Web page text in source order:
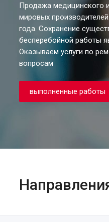
Продажа медицинского
мировых
года. Сохранение
бесперебойной работы
Оказываем услуги по
вопросам
выполненные работы